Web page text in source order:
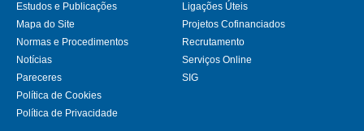
Estudos e Publicações
Ligações Úteis
Mapa do Site
Normas e Procedimentos
Notícias
Pareceres
Política de Cookies
Política de Privacidade
Projetos Cofinanciados
Recrutamento
Serviços Online
SIG